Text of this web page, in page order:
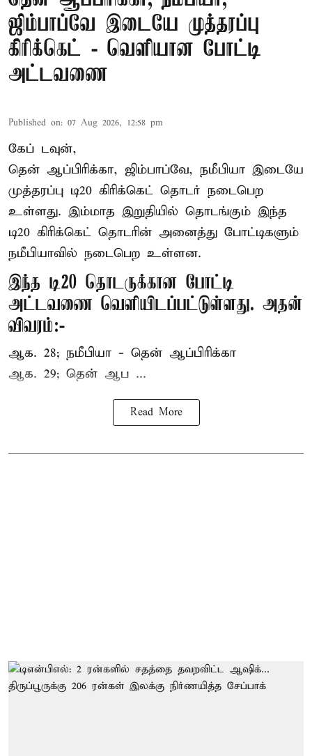
ஜிம்பாப்வே இடையே முத்தரப்பு
கிரிக்கெட் - வெளியான போட்டி
அட்டவணை
Published on: 07 Aug 2026, 12:58 pm
கேப் டவுன்,
தென் ஆப்பிரிக்கா, ஜிம்பாப்வே, நமீபியா இடையே
முத்தரப்பு டி20 கிரிக்கெட் தொடர் நடைபெற
உள்ளது. இம்மாத இறுதியில் தொடங்கும் இந்த
டி20 கிரிக்கெட் தொடரின் அனைத்து போட்டிகளும்
நமீபியாவில் நடைபெற உள்ளன.
இந்த டி20 தொடருக்கான போட்டி
அட்டவணை வெளியிடப்பட்டுள்ளது. அதன்
விவரம்:-
ஆக. 28; நமீபியா - தென் ஆப்பிரிக்கா
ஆக. 29; தென் ஆப ...
Read More